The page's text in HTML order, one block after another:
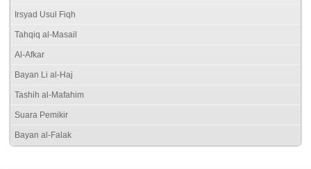
Irsyad Usul Fiqh
Tahqiq al-Masail
Al-Afkar
Bayan Li al-Haj
Tashih al-Mafahim
Suara Pemikir
Bayan al-Falak